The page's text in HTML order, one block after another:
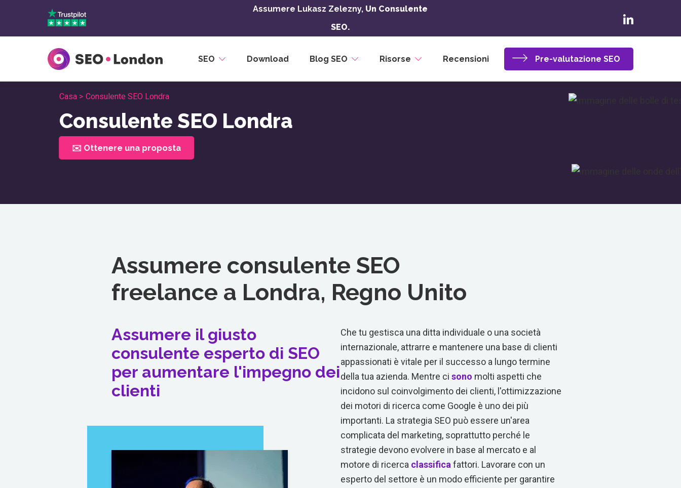
contenuto
Assumere Lukasz Zelezny, Un Consulente
SEO.
SEO Download Blog SEO Risorse Recensioni Pre-valutazione SEO
Casa > Consulente SEO Londra
Consulente SEO Londra
✉️ Ottenere una proposta
Assumere consulente SEO
freelance a Londra, Regno Unito
Assumere il giusto
consulente esperto di SEO
per aumentare l'impegno dei
clienti
Che tu gestisca una ditta individuale o una società
internazionale, attrarre e mantenere una base di clienti
appassionati è vitale per il successo a lungo termine
della tua azienda. Mentre ci sono molti aspetti che
incidono sul coinvolgimento dei clienti, l'ottimizzazione
dei motori di ricerca come Google è uno dei più
importanti. La strategia SEO può essere un'area
complicata del marketing, soprattutto perché le
strategie devono evolvere in base al mercato e al
motore di ricerca classifica fattori. Lavorare con un
esperto del settore è un modo efficiente per garantire